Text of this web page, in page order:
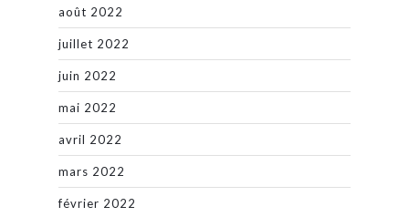
août 2022
juillet 2022
juin 2022
mai 2022
avril 2022
mars 2022
février 2022